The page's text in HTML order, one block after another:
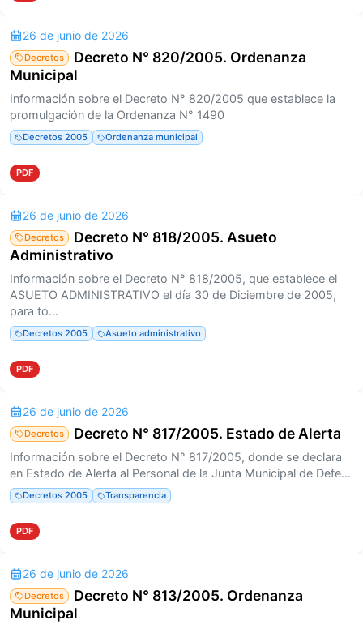
26 de junio de 2026
Decretos
Decreto N° 820/2005. Ordenanza
Municipal
Información sobre el Decreto N° 820/2005 que establece la
promulgación de la Ordenanza N° 1490
Decretos 2005 Ordenanza municipal
PDF
26 de junio de 2026
Decretos
Decreto N° 818/2005. Asueto
Administrativo
Información sobre el Decreto N° 818/2005, que establece el
ASUETO ADMINISTRATIVO el día 30 de Diciembre de 2005,
para to...
Decretos 2005 Asueto administrativo
PDF
26 de junio de 2026
Decretos Decreto N° 817/2005. Estado de Alerta
Información sobre el Decreto N° 817/2005, donde se declara
en Estado de Alerta al Personal de la Junta Municipal de Defe...
Decretos 2005 Transparencia
PDF
26 de junio de 2026
Decretos
Decreto N° 813/2005. Ordenanza
Municipal